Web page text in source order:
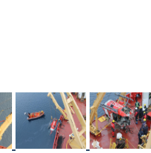
Image Image